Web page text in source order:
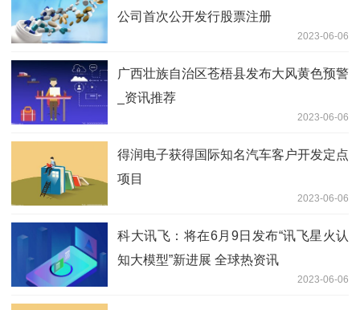
公司首次公开发行股票注册
2023-06-06
广西壮族自治区苍梧县发布大风黄色预警
_资讯推荐
2023-06-06
得润电子获得国际知名汽车客户开发定点
项目
2023-06-06
科大讯飞：将在6月9日发布“讯飞星火认
知大模型”新进展 全球热资讯
2023-06-06